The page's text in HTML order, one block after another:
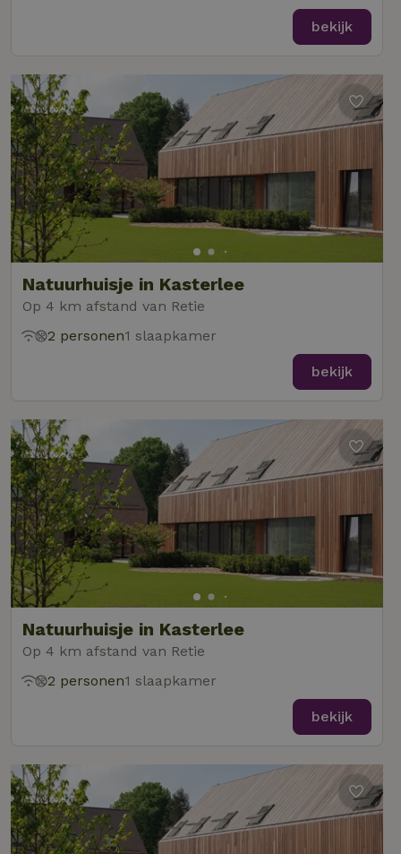
bekijk
Natuurhuisje in Kasterlee
Op 4 km afstand van Retie
2 personen1 slaapkamer
bekijk
Natuurhuisje in Kasterlee
Op 4 km afstand van Retie
2 personen1 slaapkamer
bekijk